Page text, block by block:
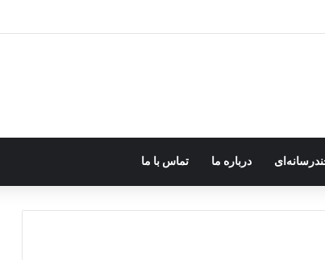
تا شکست پروژه موساد؛ جای خالی پژاک در یک سناریوی سوخته
درباره ما تماس با ما